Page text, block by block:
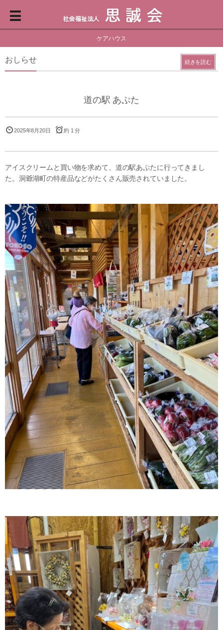
ケアハウス
おしらせ 続きを読む
道の駅 あぷた
2025年8月20日 約 1 分
アイスクリームと買い物を求めて、道の駅あぷたに行ってきまし
た。洞爺湖町の特産品などがたくさん販売されていました。